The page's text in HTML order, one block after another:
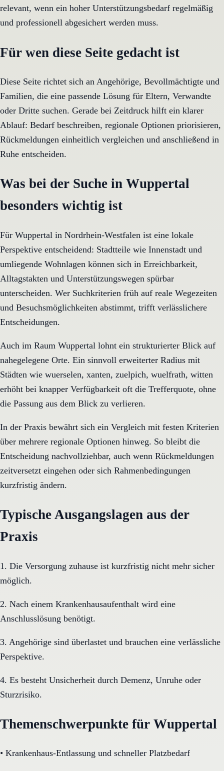
relevant, wenn ein hoher Unterstützungsbedarf regelmäßig
und professionell abgesichert werden muss.
Für wen diese Seite gedacht ist
Diese Seite richtet sich an Angehörige, Bevollmächtigte und
Familien, die eine passende Lösung für Eltern, Verwandte
oder Dritte suchen. Gerade bei Zeitdruck hilft ein klarer
Ablauf: Bedarf beschreiben, regionale Optionen priorisieren,
Rückmeldungen einheitlich vergleichen und anschließend in
Ruhe entscheiden.
Was bei der Suche in Wuppertal
besonders wichtig ist
Für Wuppertal in Nordrhein-Westfalen ist eine lokale
Perspektive entscheidend: Stadtteile wie Innenstadt und
umliegende Wohnlagen können sich in Erreichbarkeit,
Alltagstakten und Unterstützungswegen spürbar
unterscheiden. Wer Suchkriterien früh auf reale Wegezeiten
und Besuchsmöglichkeiten abstimmt, trifft verlässlichere
Entscheidungen.
Auch im Raum Wuppertal lohnt ein strukturierter Blick auf
nahegelegene Orte. Ein sinnvoll erweiterter Radius mit
Städten wie wuerselen, xanten, zuelpich, wuelfrath, witten
erhöht bei knapper Verfügbarkeit oft die Trefferquote, ohne
die Passung aus dem Blick zu verlieren.
In der Praxis bewährt sich ein Vergleich mit festen Kriterien
über mehrere regionale Optionen hinweg. So bleibt die
Entscheidung nachvollziehbar, auch wenn Rückmeldungen
zeitversetzt eingehen oder sich Rahmenbedingungen
kurzfristig ändern.
Typische Ausgangslagen aus der
Praxis
1. Die Versorgung zuhause ist kurzfristig nicht mehr sicher
möglich.
2. Nach einem Krankenhausaufenthalt wird eine
Anschlusslösung benötigt.
3. Angehörige sind überlastet und brauchen eine verlässliche
Perspektive.
4. Es besteht Unsicherheit durch Demenz, Unruhe oder
Sturzrisiko.
Themenschwerpunkte für Wuppertal
• Krankenhaus-Entlassung und schneller Platzbedarf